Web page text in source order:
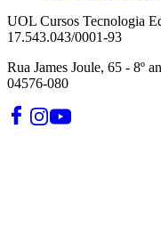
UOL Cursos Tecnologia
17.543.043/0001-93
Rua James Joule, 65 - 8º
04576-080